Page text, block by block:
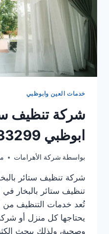
خدمات العين وابوظبي
شركة تنظيف
ابوظبي 0505833299
بواسطة شركة الأهرامات
شركة تنظيف ستائر
تُعد خدمات التنظيف من
يحتاجها كل منزل أو
وصحية، ولذلك يبحث